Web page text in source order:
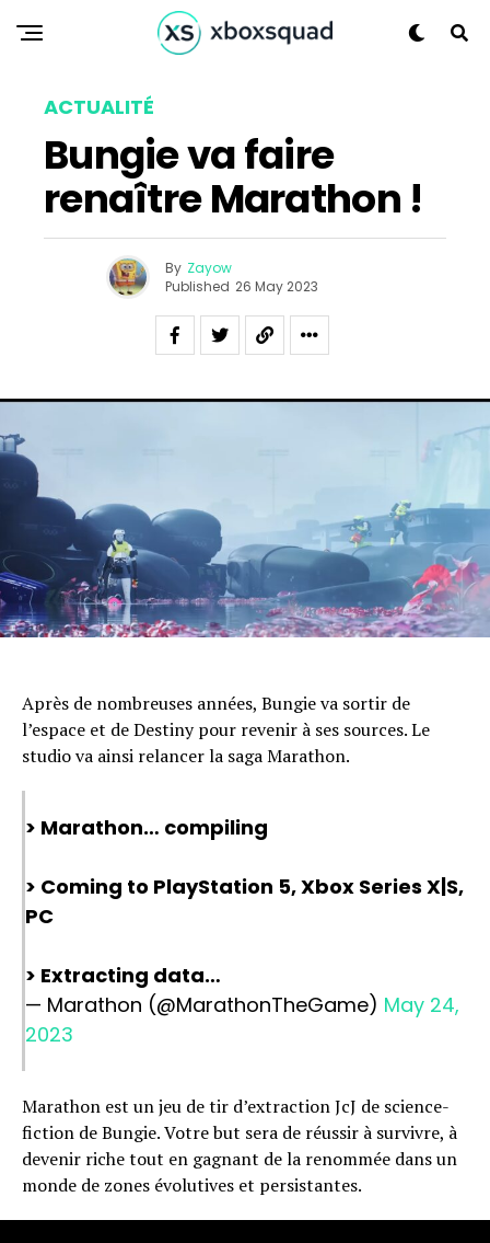
ACTUALITÉ
Bungie va faire
renaître Marathon !
By Zayow
Published 26 May 2023
Après de nombreuses années, Bungie va sortir de
l’espace et de Destiny pour revenir à ses sources. Le
studio va ainsi relancer la saga Marathon.
> Marathon… compiling
> Coming to PlayStation 5, Xbox Series X|S,
PC
> Extracting data…
— Marathon (@MarathonTheGame) May 24,
2023
Marathon est un jeu de tir d’extraction JcJ de science-
fiction de Bungie. Votre but sera de réussir à survivre, à
devenir riche tout en gagnant de la renommée dans un
monde de zones évolutives et persistantes.